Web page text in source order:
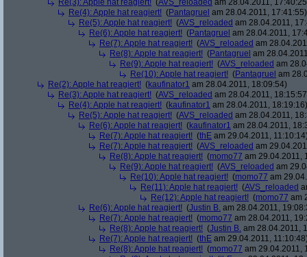
Re(3): Apple hat reagiert! (AVS_reloaded am 28.04.2011,
Re(4): Apple hat reagiert! (Pantagruel am 28.04.2011, 17:41:55)
Re(5): Apple hat reagiert! (AVS_reloaded am 28.04.2011,
Re(6): Apple hat reagiert! (Pantagruel am 28.04.2011,
Re(7): Apple hat reagiert! (AVS_reloaded am
Re(8): Apple hat reagiert! (Pantagruel am
Re(9): Apple hat reagiert! (AVS_reloaded am
Re(10): Apple hat reagiert! (Pantagruel am
Re(2): Apple hat reagiert! (kaufinator1 am 28.04.2011, 18:09:54)
Re(3): Apple hat reagiert! (AVS_reloaded am 28.04.2011,
Re(4): Apple hat reagiert! (kaufinator1 am 28.04.2011, 18:19:16)
Re(5): Apple hat reagiert! (AVS_reloaded am 28.04.2011,
Re(6): Apple hat reagiert! (kaufinator1 am 28.04.2011,
Re(7): Apple hat reagiert! (thE am 29.04.2011,
Re(7): Apple hat reagiert! (AVS_reloaded am
Re(8): Apple hat reagiert! (momo77 am 29.04.2011,
Re(9): Apple hat reagiert! (AVS_reloaded am
Re(10): Apple hat reagiert! (momo77 am
Re(11): Apple hat reagiert! (AVS_reloaded
Re(12): Apple hat reagiert! (momo77 am
Re(6): Apple hat reagiert! (Justin B. am 28.04.2011,
Re(7): Apple hat reagiert! (momo77 am 28.04.2011,
Re(8): Apple hat reagiert! (Justin B. am 28.04.2011,
Re(7): Apple hat reagiert! (thE am 29.04.2011,
Re(8): Apple hat reagiert! (momo77 am 29.04.2011,